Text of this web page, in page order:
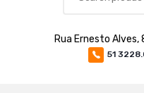
MATERIAIS E
Rua Ernesto
51